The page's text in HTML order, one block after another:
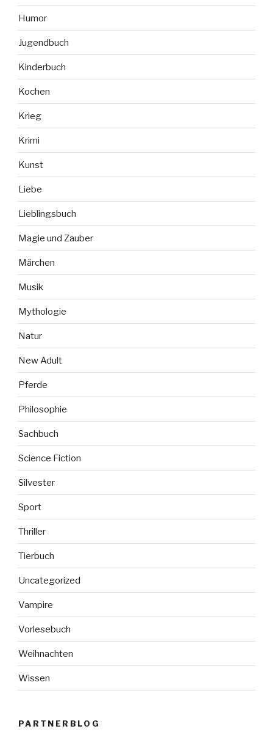
Humor
Jugendbuch
Kinderbuch
Kochen
Krieg
Krimi
Kunst
Liebe
Lieblingsbuch
Magie und Zauber
Märchen
Musik
Mythologie
Natur
New Adult
Pferde
Philosophie
Sachbuch
Science Fiction
Silvester
Sport
Thriller
Tierbuch
Uncategorized
Vampire
Vorlesebuch
Weihnachten
Wissen
PARTNERBLOG